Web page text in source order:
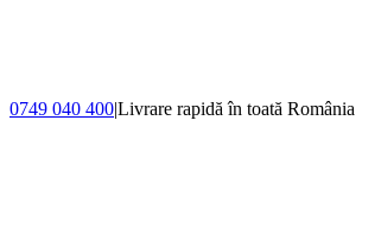
0749 040 400|Livrare rapidă în toată România